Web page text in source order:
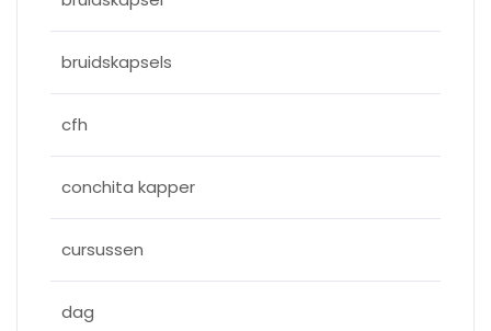
bruidskapsels
cfh
conchita kapper
cursussen
dag